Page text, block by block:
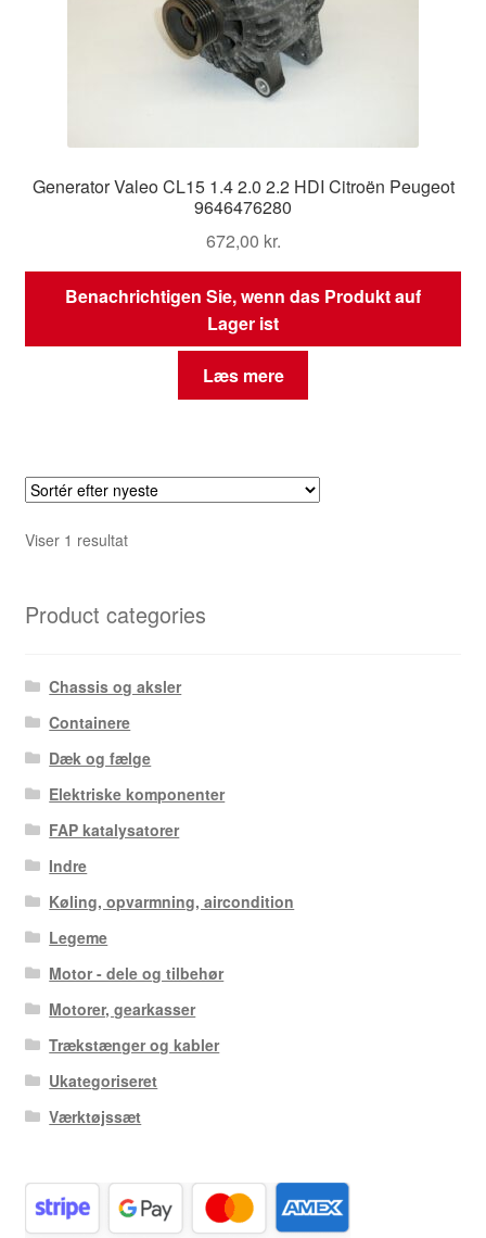
Generator Valeo CL15 1.4 2.0 2.2 HDI Citroën Peugeot
9646476280
672,00 kr.
Benachrichtigen Sie, wenn das Produkt auf
Lager ist
Læs mere
Viser 1 resultat
Product categories
Chassis og aksler
Containere
Dæk og fælge
Elektriske komponenter
FAP katalysatorer
Indre
Køling, opvarmning, aircondition
Legeme
Motor - dele og tilbehør
Motorer, gearkasser
Trækstænger og kabler
Ukategoriseret
Værktøjssæt